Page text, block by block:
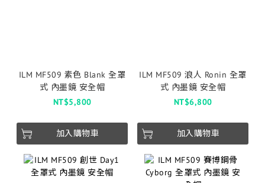
ILM MF509 素色 Blank 全罩
式 內墨鏡 安全帽
NT$5,800
加入購物車
ILM MF509 浪人 Ronin 全罩
式 內墨鏡 安全帽
NT$6,800
加入購物車